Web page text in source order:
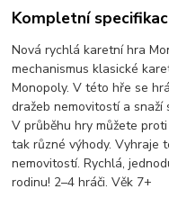
Kompletní
Nová rychlá karetní hra
mechanismus klasické
Monopoly. V této hře se
dražeb nemovitostí a snaží
V průběhu hry můžete
tak různé výhody. Vyhraje
nemovitostí. Rychlá,
rodinu! 2–4 hráči. Věk 7+